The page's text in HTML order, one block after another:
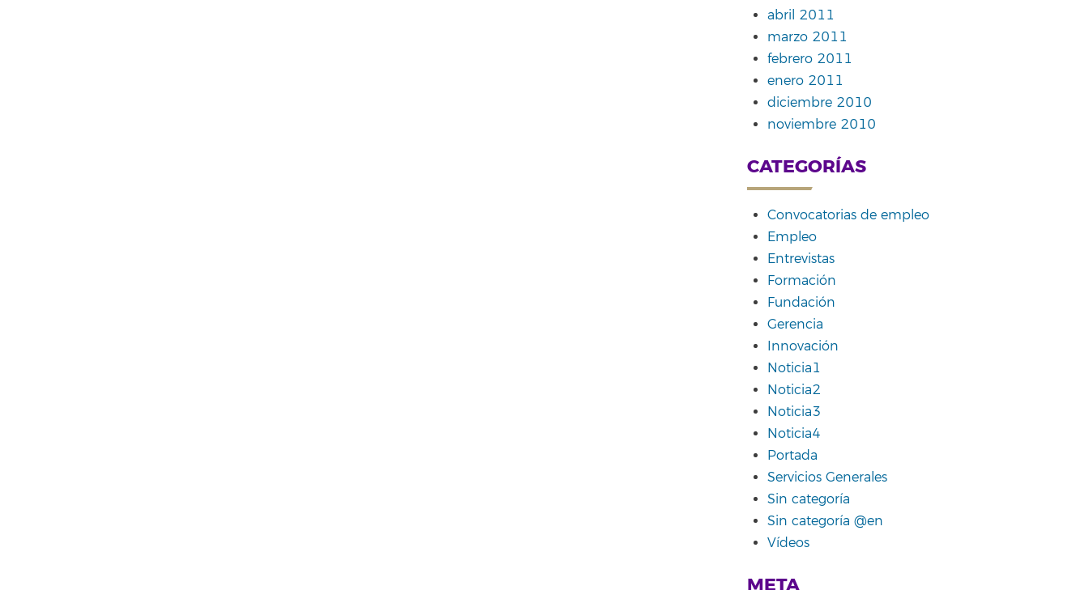
abril 2011
marzo 2011
febrero 2011
enero 2011
diciembre 2010
noviembre 2010
CATEGORÍAS
Convocatorias de empleo
Empleo
Entrevistas
Formación
Fundación
Gerencia
Innovación
Noticia1
Noticia2
Noticia3
Noticia4
Portada
Servicios Generales
Sin categoría
Sin categoría @en
Vídeos
META